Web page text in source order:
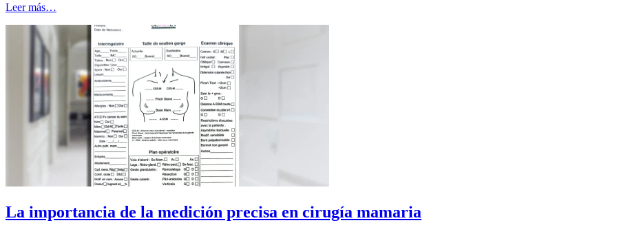
Leer más…
La importancia de la medición precisa en cirugía mamaria